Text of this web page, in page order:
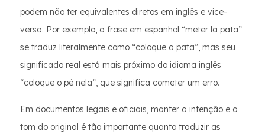
podem não ter equivalentes diretos em inglês e vice-
versa. Por exemplo, a frase em espanhol “meter la pata”
se traduz literalmente como “coloque a pata”, mas seu
significado real está mais próximo do idioma inglês
“coloque o pé nela”, que significa cometer um erro.
Em documentos legais e oficiais, manter a intenção e o
tom do original é tão importante quanto traduzir as